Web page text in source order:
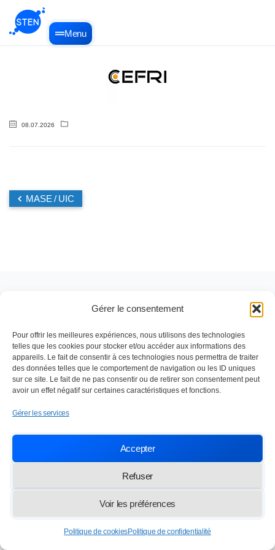
Gérer le consentement
Pour offrir les meilleures expériences, nous utilisons des technologies
telles que les cookies pour stocker et/ou accéder aux informations des
appareils. Le fait de consentir à ces technologies nous permettra de traiter
des données telles que le comportement de navigation ou les ID uniques
sur ce site. Le fait de ne pas consentir ou de retirer son consentement peut
avoir un effet négatif sur certaines caractéristiques et fonctions.
Gérer les services
Accepter
Refuser
Voir les préférences
Politique de cookiesPolitique de confidentialité
Menu
08.07.2026
MASE / UIC
Nettoyage industriel depuis 1984
SOC TRAVAUX ENTRETIEN NETTOYAGE
Paris,13 rue des Frères Lumière 77100 Meaux
info@lasten.fr
© 2026 STEN — Tous droits réservés